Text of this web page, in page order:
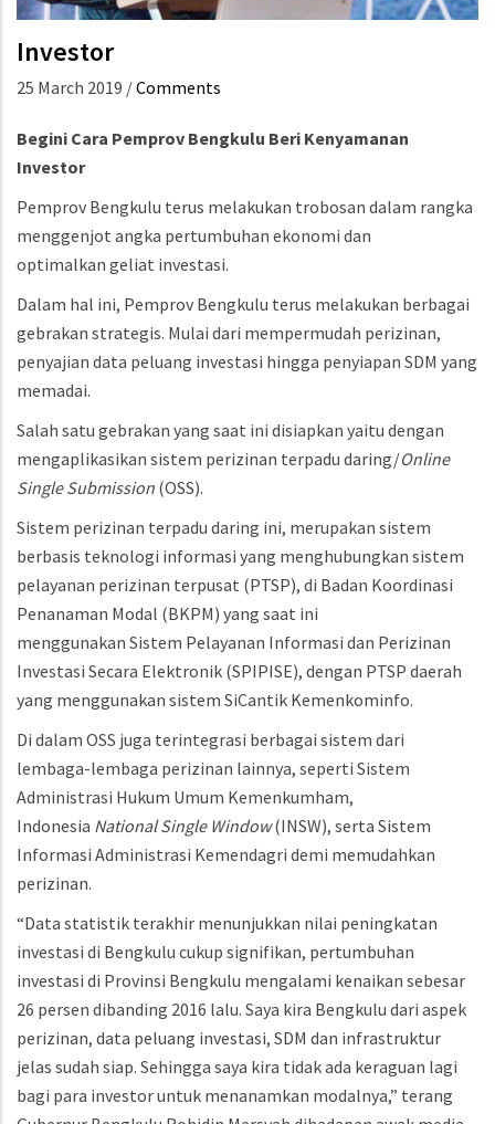
Investor
25 March 2019 /Comments
Begini Cara Pemprov Bengkulu Beri Kenyamanan
Investor
Pemprov Bengkulu terus melakukan trobosan dalam rangka
menggenjot angka pertumbuhan ekonomi dan
optimalkan geliat investasi.
Dalam hal ini, Pemprov Bengkulu terus melakukan berbagai
gebrakan strategis. Mulai dari mempermudah perizinan,
penyajian data peluang investasi hingga penyiapan SDM yang
memadai.
Salah satu gebrakan yang saat ini disiapkan yaitu dengan
mengaplikasikan sistem perizinan terpadu daring/Online
Single Submission (OSS).
Sistem perizinan terpadu daring ini, merupakan sistem
berbasis teknologi informasi yang menghubungkan sistem
pelayanan perizinan terpusat (PTSP), di Badan Koordinasi
Penanaman Modal (BKPM) yang saat ini
menggunakan Sistem Pelayanan Informasi dan Perizinan
Investasi Secara Elektronik (SPIPISE), dengan PTSP daerah
yang menggunakan sistem SiCantik Kemenkominfo.
Di dalam OSS juga terintegrasi berbagai sistem dari
lembaga-lembaga perizinan lainnya, seperti Sistem
Administrasi Hukum Umum Kemenkumham,
Indonesia National Single Window(INSW), serta Sistem
Informasi Administrasi Kemendagri demi memudahkan
perizinan.
“Data statistik terakhir menunjukkan nilai peningkatan
investasi di Bengkulu cukup signifikan, pertumbuhan
investasi di Provinsi Bengkulu mengalami kenaikan sebesar
26 persen dibanding 2016 lalu. Saya kira Bengkulu dari aspek
perizinan, data peluang investasi, SDM dan infrastruktur
jelas sudah siap. Sehingga saya kira tidak ada keraguan lagi
bagi para investor untuk menanamkan modalnya,” terang